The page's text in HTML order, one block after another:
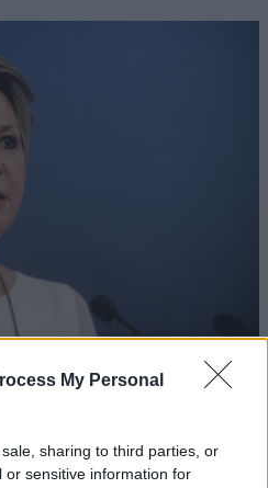
My Personal
sharing to third parties, or
or sensitive information for